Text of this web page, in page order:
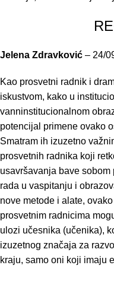
Jelena Zdravković – 24/
Kao prosvetni radnik i
iskustvom, kako u
vanninstitucionalnom
potencijal primene ovako
Smatram ih izuzetno
prosvetnih radnika koji
usavršavanja bave
rada u vaspitanju i
nove metode i alate,
prosvetnim radnicima
ulozi učesnika (učenika),
izuzetnog značaja za
kraju, samo oni koji imaju